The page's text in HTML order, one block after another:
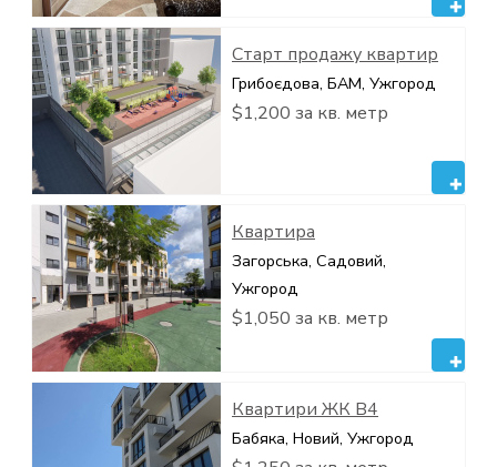
Старт продажу квартир
Грибоєдова, БАМ, Ужгород
$1,200 за кв. метр
Квартира
Загорська, Садовий,
Ужгород
$1,050 за кв. метр
Квартири ЖК В4
Бабяка, Новий, Ужгород